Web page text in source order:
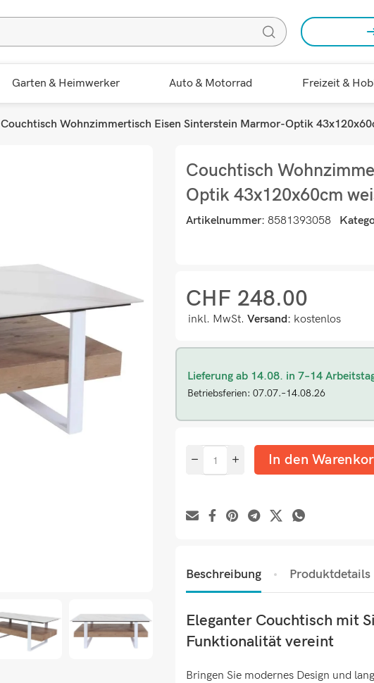
Garten & Heimwerker Auto & Motorrad Freizeit &
Couchtisch Wohnzimmertisch Eisen Sinterstein Marmor-Optik
Couchtisch
Optik 43x120x60cm
Artikelnummer: 8581393058
CHF 248.00
inkl. MwSt. Versand: kostenlos
Lieferung ab 14.08. in 7–14
Betriebsferien: 07.07.–14.08.26
In den
Beschreibung Produktdetails
Eleganter Couchtisch mit
Funktionalität vereint
Bringen Sie modernes Design und